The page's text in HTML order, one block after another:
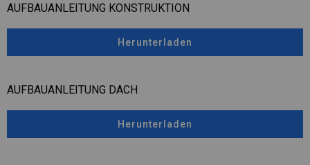
AUFBAUANLEITUNG KONSTRUKTION
Herunterladen
AUFBAUANLEITUNG DACH
Herunterladen